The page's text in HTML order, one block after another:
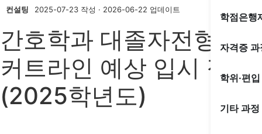
기
학점은행
자격증 과
학위·편
기타 과정
컨설팅 2025-07-23 작성 · 2026-06-22 업데이트
간호학과 대졸자전형
커트라인 예상 입시 정보
(2025학년도)